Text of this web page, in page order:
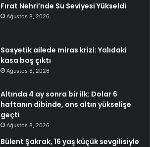
Fırat Nehri’nde Su Seviyesi Yükseldi
Ağustos 8, 2026
Sosyetik ailede miras krizi: Yalıdaki
kasa boş çıktı
Ağustos 8, 2026
Altında 4 ay sonra bir ilk: Dolar 6
haftanın dibinde, ons altın yükselişe
geçti
Ağustos 8, 2026
Bülent Şakrak, 16 yaş küçük sevgilisiyle